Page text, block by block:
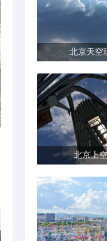
北京天空
北京上